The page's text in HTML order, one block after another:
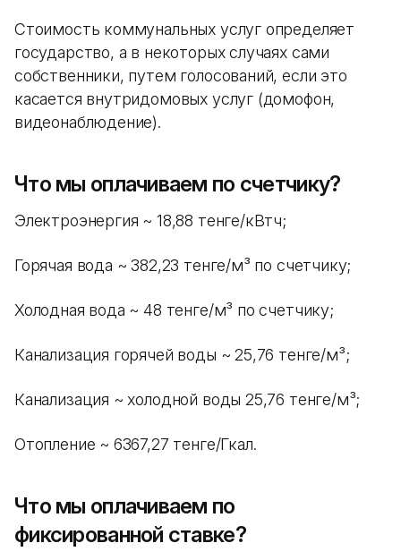
Стоимость коммунальных услуг определяет
государство, а в некоторых случаях сами
собственники, путем голосований, если это
касается внутридомовых услуг (домофон,
видеонаблюдение).
Что мы оплачиваем по счетчику?
Электроэнергия ~ 18,88 тенге/кВтч;
Горячая вода ~ 382,23 тенге/м³ по счетчику;
Холодная вода ~ 48 тенге/м³ по счетчику;
Канализация горячей воды ~ 25,76 тенге/м³;
Канализация ~ холодной воды 25,76 тенге/м³;
Отопление ~ 6367,27 тенге/Гкал.
Что мы оплачиваем по
фиксированной ставке?